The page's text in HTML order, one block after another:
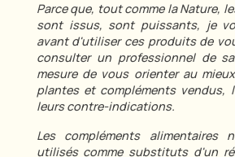
Parce que, tout comme la Nature,
sont issus, sont puissants, je
avant d'utiliser ces produits de
consulter un professionnel de
mesure de vous orienter au
plantes et compléments vendus,
leurs contre-indications.
Les compléments alimentaires
utilisés comme substituts d'un